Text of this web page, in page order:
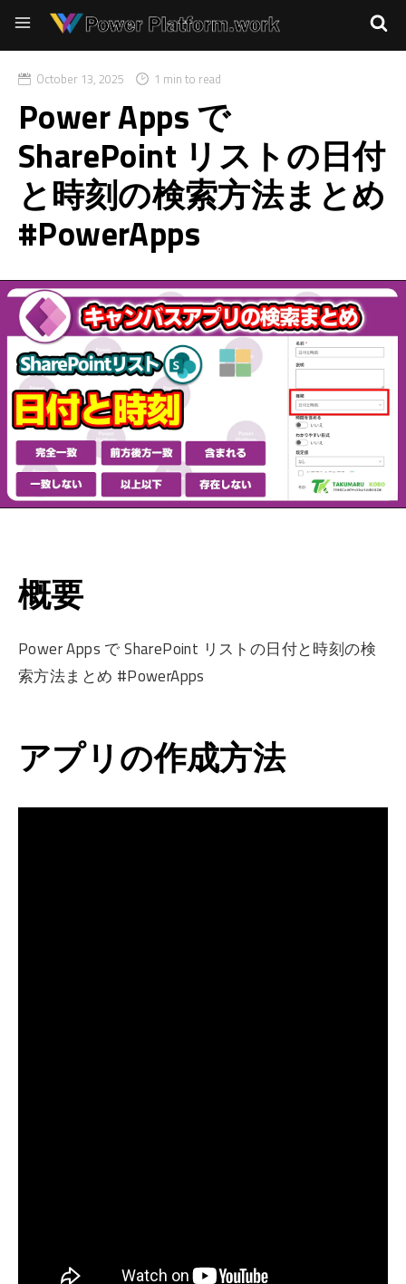
October 13, 2025 1 min to read
Power Apps で
SharePoint リストの日付
と時刻の検索方法まとめ
#PowerApps
概要
Power Apps で SharePoint リストの日付と時刻の検
索方法まとめ #PowerApps
アプリの作成方法